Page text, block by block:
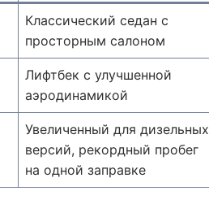
Классический седан с
просторным салоном
Лифтбек с улучшенной
аэродинамикой
Увеличенный для дизельных
версий, рекордный пробег
на одной заправке